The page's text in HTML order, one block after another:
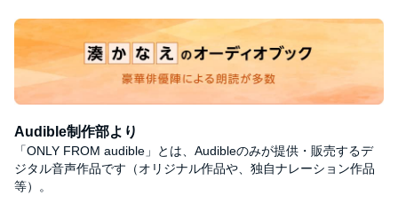
Audible制作部より
「ONLY FROM audible」とは、Audibleのみが提供・販売するデ
ジタル音声作品です（オリジナル作品や、独自ナレーション作品
等）。